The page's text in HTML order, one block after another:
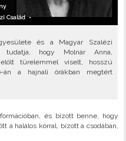
Család•
és a Magyar Szalézi
tudatja, hogy Molnár Anna,
türelemmel viselt, hosszú
a hajnali órákban megtért
és bízott benne, hogy
a halálos kórral, bízott a csodában,